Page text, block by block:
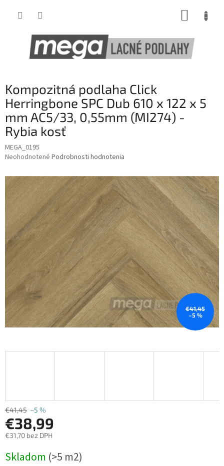
Kompozitná podlaha Click
Herringbone SPC Dub 610 x 122 x 5
mm AC5/33, 0,55mm (MI274) -
Rybia kosť
MEGA_0195
Priemerné
produktu
je
0,0
z
hviezdičiek.
Neohodnotené Podrobnosti hodnotenia
€41,45
–5 %
€41,45 –5 %
€38,99
€31,70 bez DPH
cena:
Skladom (>5 m2)